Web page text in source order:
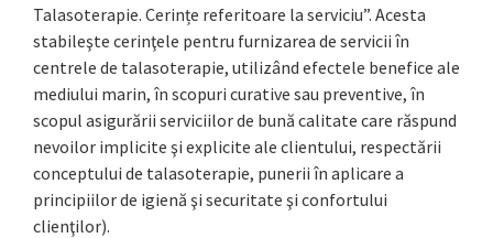
Talasoterapie. Cerințe referitoare la serviciu”. Acesta
stabileşte cerinţele pentru furnizarea de servicii în
centrele de talasoterapie, utilizând efectele benefice ale
mediului marin, în scopuri curative sau preventive, în
scopul asigurării serviciilor de bună calitate care răspund
nevoilor implicite şi explicite ale clientului, respectării
conceptului de talasoterapie, punerii în aplicare a
principiilor de igienă şi securitate şi confortului
clienţilor).